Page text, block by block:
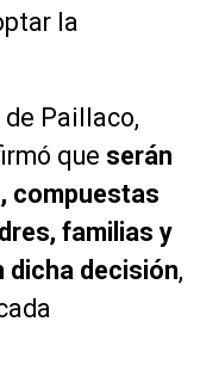
la
Paillaco,
que serán
compuestas
familias y
dicha decisión,